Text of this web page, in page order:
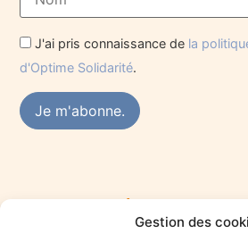
Gestion des
Rejoindre le réseau des
J'ai pris connaissance de la
d'Optime Solidarité.